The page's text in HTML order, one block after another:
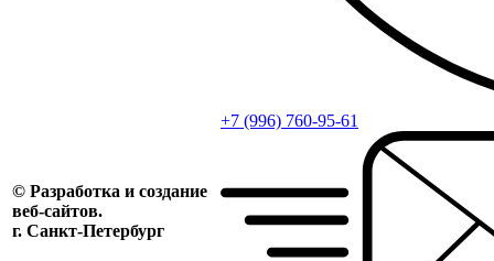
© Разработка и создание
веб-сайтов.
г. Санкт-Петербург
+7 (996) 760-95-61